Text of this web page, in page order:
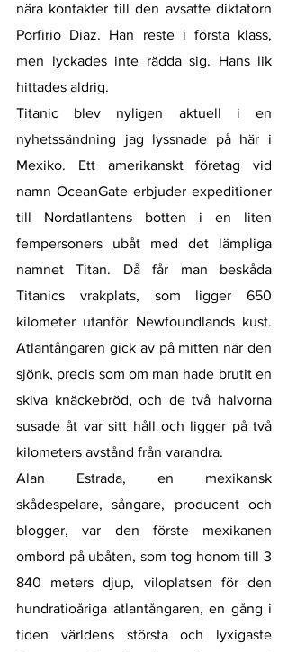
nära kontakter till den avsatte diktatorn
Porfirio Diaz. Han reste i första klass,
men lyckades inte rädda sig. Hans lik
hittades aldrig.
Titanic blev nyligen aktuell i en
nyhetssändning jag lyssnade på här i
Mexiko. Ett amerikanskt företag vid
namn OceanGate erbjuder expeditioner
till Nordatlantens botten i en liten
fempersoners ubåt med det lämpliga
namnet Titan. Då får man beskåda
Titanics vrakplats, som ligger 650
kilometer utanför Newfoundlands kust.
Atlantångaren gick av på mitten när den
sjönk, precis som om man hade brutit en
skiva knäckebröd, och de två halvorna
susade åt var sitt håll och ligger på två
kilometers avstånd från varandra.
Alan Estrada, en mexikansk
skådespelare, sångare, producent och
blogger, var den förste mexikanen
ombord på ubåten, som tog honom till 3
840 meters djup, viloplatsen för den
hundratioåriga atlantångaren, en gång i
tiden världens största och lyxigaste